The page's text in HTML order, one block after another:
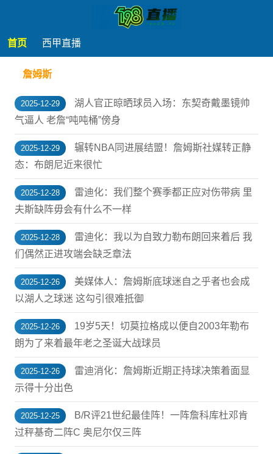
首页 西甲直播
詹姆斯
2025-12-29
湖人官正晾晒球员入场：东契奇戴墨镜帅
气逼人 老詹“吨吨桶”傍身
2025-12-29
辗转NBA同进展结盟！詹姆斯社媒转正静
态：布朗尼近来很忙
2025-12-28
雷迪化：我们整个赛季都正应对伤带病 里
夫斯缺阵毋会有什么不一样
2025-12-28
雷迪化：我以为自致力勒布朗回来着后 我
们偶然正进攻端会缺乏章法
2025-12-26
美媒体人：詹姆斯底球迷自之乎者也会成
以湖人之球迷 这勾引很难抵御
2025-12-26
19岁5天！切莫拉格成以便自2003年勒布
朗为了来着最年老之圣诞大战球员
2025-12-26
雷迪消化：詹姆斯近期正持球决策着面显
示得十分出色
2025-12-25
B/R评21世纪最佳阵！一阵詹科库杜邓肯
过秤基奇二阵C 奥尼尔仅三阵